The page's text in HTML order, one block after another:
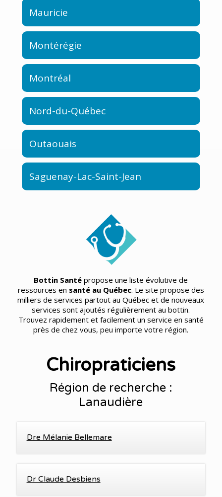
Mauricie
Montérégie
Montréal
Nord-du-Québec
Outaouais
Saguenay-Lac-Saint-Jean
Bottin Santé propose une liste évolutive de
ressources en santé au Québec. Le site propose des
milliers de services partout au Québec et de nouveaux
services sont ajoutés régulièrement au bottin.
Trouvez rapidement et facilement un service en santé
près de chez vous, peu importe votre région.
Chiropraticiens
Région de recherche :
Lanaudière
Dre Mélanie Bellemare
Dr Claude Desbiens